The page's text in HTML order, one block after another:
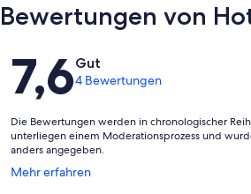
Bewertungen von
Bewertungen
7,6Gut
4 Bewertungen
Die Bewertungen werden in chronologischer
unterliegen einem Moderationsprozess und
anders angegeben.
Mehr erfahren
Wird